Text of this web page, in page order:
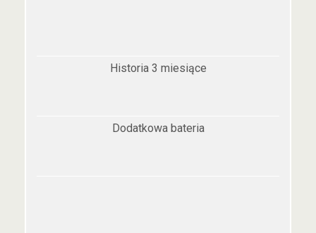
Historia 3 miesiące
Dodatkowa bateria